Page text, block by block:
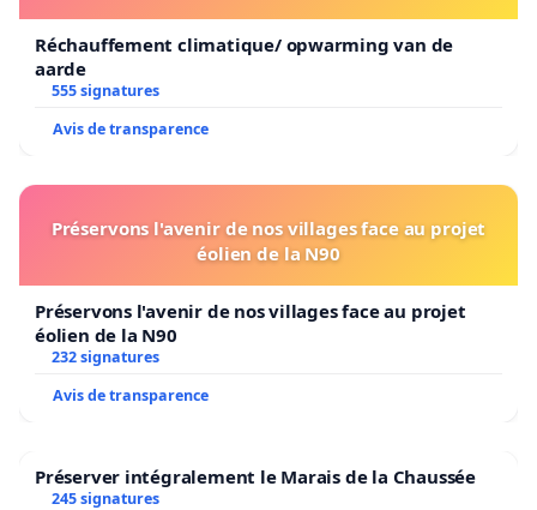
Réchauffement climatique/ opwarming van de
aarde
555 signatures
Avis de transparence
Préservons l'avenir de nos villages face au projet
éolien de la N90
Préservons l'avenir de nos villages face au projet
éolien de la N90
232 signatures
Avis de transparence
Préserver intégralement le Marais de la Chaussée
245 signatures